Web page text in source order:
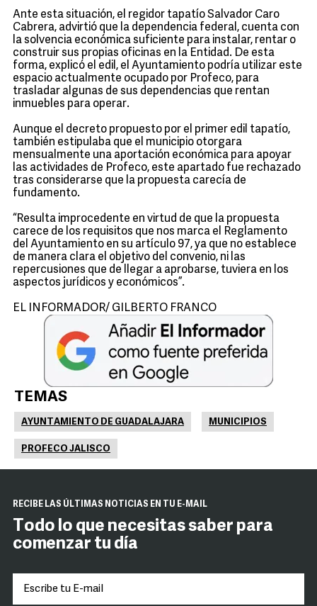
Ante esta situación, el regidor tapatío Salvador Caro
Cabrera, advirtió que la dependencia federal, cuenta con
la solvencia económica suficiente para instalar, rentar o
construir sus propias oficinas en la Entidad. De esta
forma, explicó el edil, el Ayuntamiento podría utilizar este
espacio actualmente ocupado por Profeco, para
trasladar algunas de sus dependencias que rentan
inmuebles para operar.
Aunque el decreto propuesto por el primer edil tapatío,
también estipulaba que el municipio otorgara
mensualmente una aportación económica para apoyar
las actividades de Profeco, este apartado fue rechazado
tras considerarse que la propuesta carecía de
fundamento.
“Resulta improcedente en virtud de que la propuesta
carece de los requisitos que nos marca el Reglamento
del Ayuntamiento en su artículo 97, ya que no establece
de manera clara el objetivo del convenio, ni las
repercusiones que de llegar a aprobarse, tuviera en los
aspectos jurídicos y económicos”.
EL INFORMADOR/ GILBERTO FRANCO
TEMAS
AYUNTAMIENTO DE GUADALAJARA MUNICIPIOS
PROFECO JALISCO
RECIBE LAS ÚLTIMAS NOTICIAS EN TU E-MAIL
Todo lo que necesitas saber para
comenzar tu día